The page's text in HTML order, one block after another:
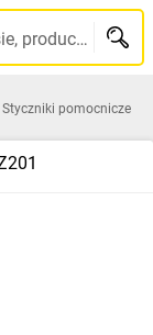
Szukaj po nazwie, indeksie, producencie, kodzie kreskowym...
Styczniki pomocnicze